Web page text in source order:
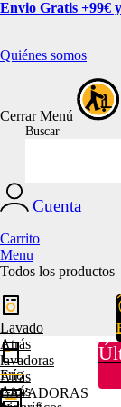
Envio Gratis +99€
Quiénes somos
CerrarMenú
Buscar
Cuenta
Carrito
Menu
Todos los productos
Lavado
Atrás
lavadoras
Atrás
LAVADORAS
Frío
Atrás